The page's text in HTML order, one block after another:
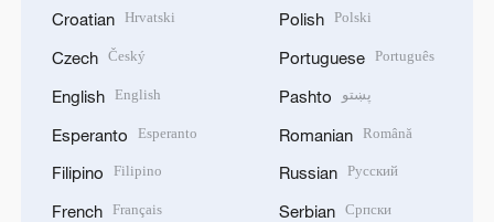
Croatian Hrvatski
Czech Český
English English
Esperanto Esperanto
Filipino Filipino
French Français
Polish Polski
Portuguese Português
Pashto پښتو
Romanian Română
Russian Русский
Serbian Српски